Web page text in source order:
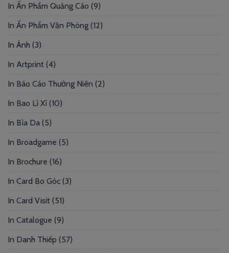
In Ấn Phẩm Quảng Cáo (9)
In Ấn Phẩm Văn Phòng (12)
In Ảnh (3)
In Artprint (4)
In Báo Cáo Thường Niên (2)
In Bao Lì Xì (10)
In Bìa Da (5)
In Broadgame (5)
In Brochure (16)
In Card Bo Góc (3)
In Card Visit (51)
In Catalogue (9)
In Danh Thiếp (57)